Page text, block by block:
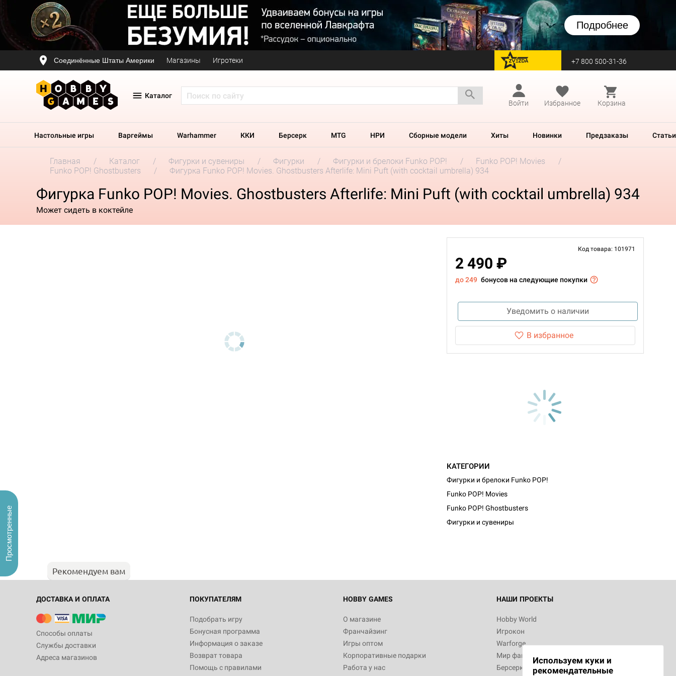
Подробнее
Соединённые Штаты Америки Магазины Игротеки перейти на Zvezda +7 800 500-31-36
Каталог
Войти
Избранное Корзина
Настольные игры Варгеймы Warhammer ККИ Берсерк MTG НРИ Сборные модели Хиты Новинки Предзаказы Статьи
Главная Каталог Фигурки и сувениры Фигурки Фигурки и брелоки Funko POP!
Funko POP! Movies
Funko POP! Ghostbusters
Фигурка Funko POP! Movies. Ghostbusters Afterlife: Mini Puft (with cocktail umbrella) 934
Фигурка Funko POP! Movies. Ghostbusters Afterlife: Mini Puft (with cocktail umbrella) 934
Может сидеть в коктейле
Код товара: 101971
2 490 ₽
до 249 бонусов на следующие покупки
Уведомить о наличии
В избранное
КАТЕГОРИИ
Фигурки и брелоки Funko POP!
Funko POP! Movies
Funko POP! Ghostbusters
Фигурки и сувениры
Рекомендуем вам
ДОСТАВКА И ОПЛАТА
Способы оплаты
Службы доставки
Адреса магазинов
ПОКУПАТЕЛЯМ
Подобрать игру
Бонусная программа
Информация о заказе
Возврат товара
Помощь с правилами
HOBBY GAMES
О магазине
Франчайзинг
Игры оптом
Корпоративные подарки
Работа у нас
НАШИ ПРОЕКТЫ
Hobby World
Игрокон
Warforge
Мир фантастики
Берсерк
Используем куки и
рекомендательные
Просмотренные
Настольная игра Hobby World Журнал
"Мир фантастики. Спецвыпуск: Братья
империи: Боевая тревога
799
Настольная игра Hobby World Сумерки
империи. Четвёртая редакция: Грозовой
Рубеж
12 990